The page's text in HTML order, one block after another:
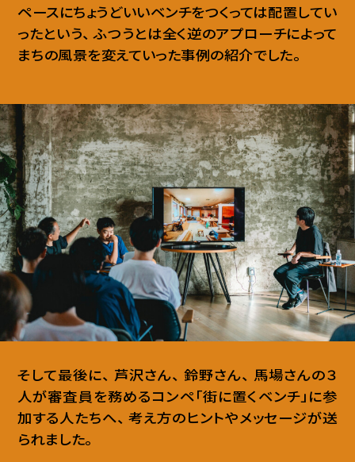
ペースにちょうどいいベンチをつくっては配置してい
ったという、 ふつうとは全く逆のアプローチによって
まちの風景を変えていった事例の紹介でした。
そして最後に、 芦沢さん、 鈴野さん、 馬場さんの３
人が審査員を務めるコンペ「街に置くベンチ」に参
加する人たちへ、 考え方のヒントやメッセージが送
られました。